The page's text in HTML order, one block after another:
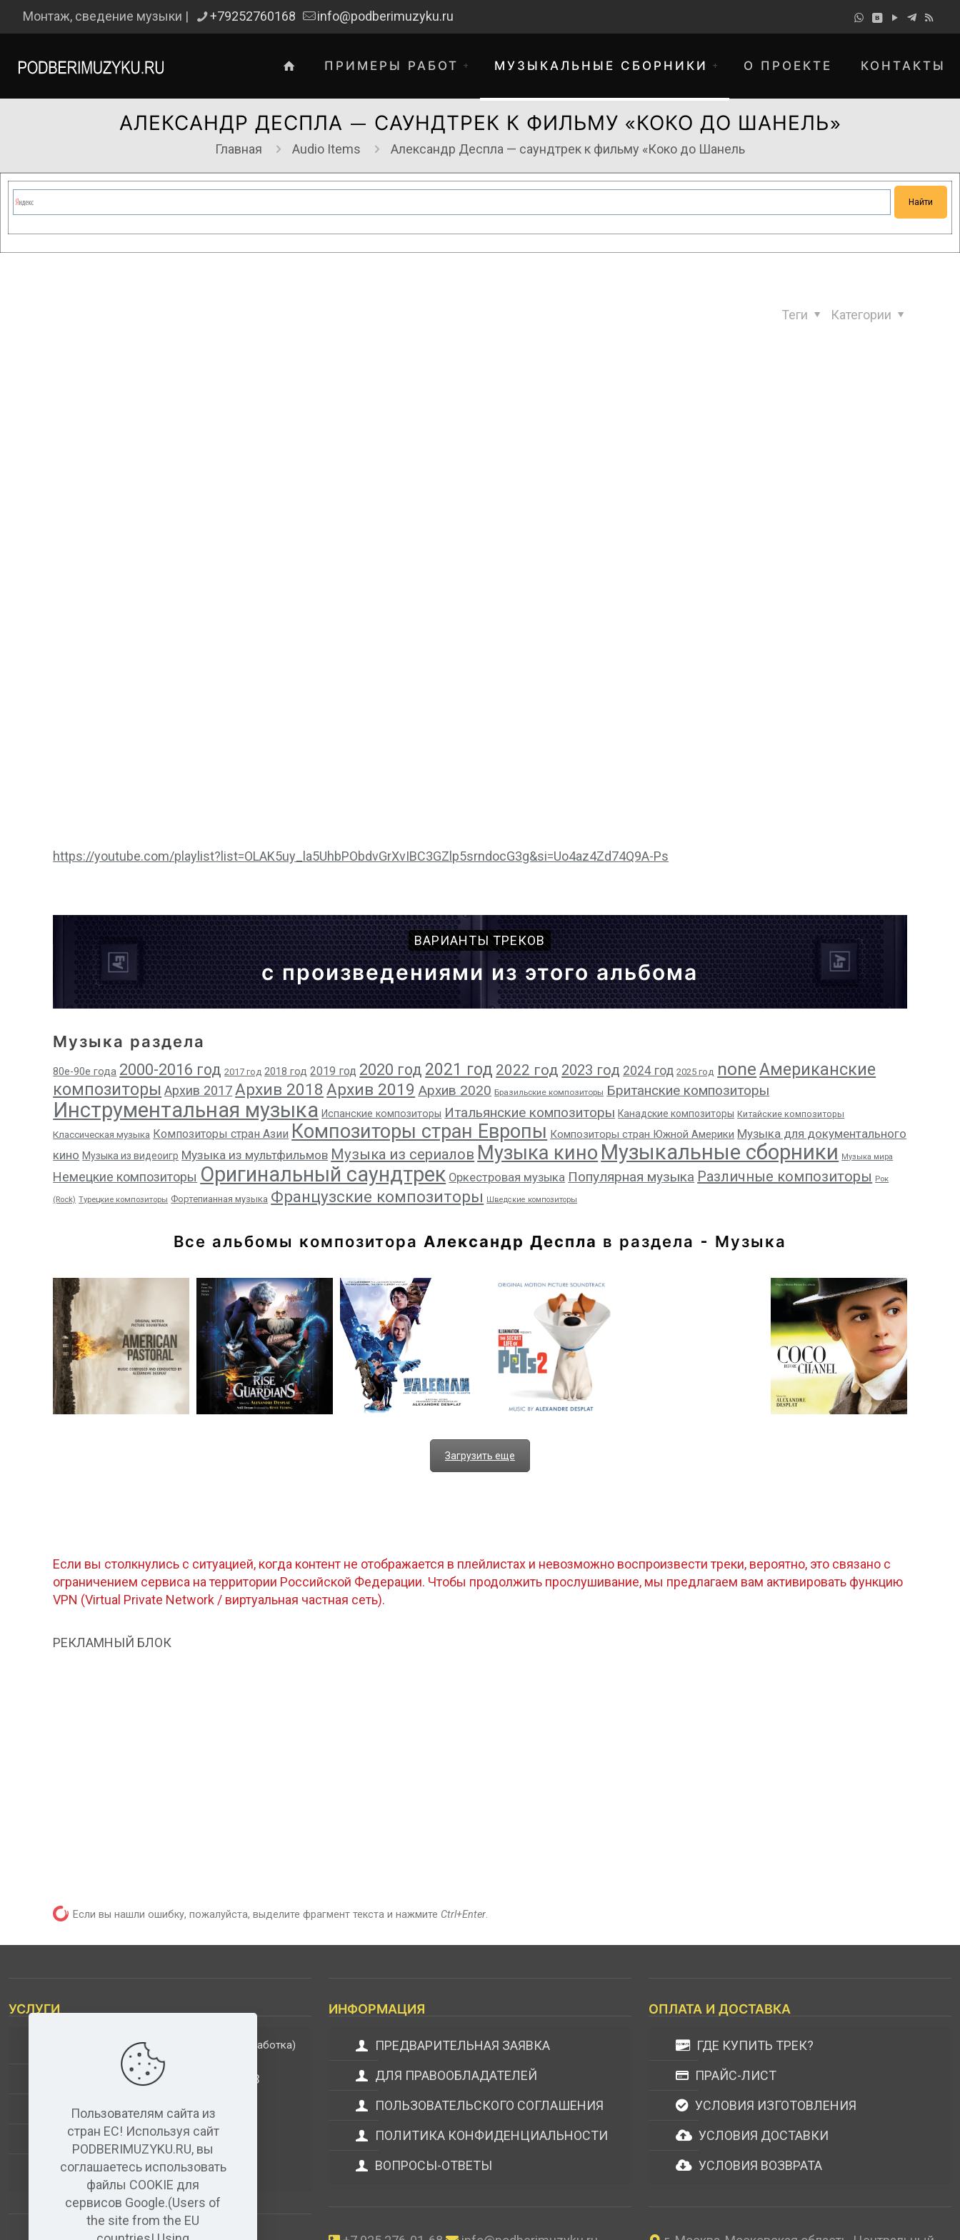
Монтаж, сведение музыки | +79252760168 info@podberimuzyku.ru
ПРИМЕРЫ РАБОТ МУЗЫКАЛЬНЫЕ СБОРНИКИ О ПРОЕКТЕ КОНТАКТЫ
АЛЕКСАНДР ДЕСПЛА — САУНДТРЕК К ФИЛЬМУ «КОКО ДО ШАНЕЛЬ»
Главная Audio Items Александр Деспла — саундтрек к фильму «Коко до Шанель
Категории
Теги
https://youtube.com/playlist?list=OLAK5uy_la5UhbPObdvGrXvIBC3GZlp5srndocG3g&si=Uo4az4Zd74Q9A-Ps
ВАРИАНТЫ ТРЕКОВ
с произведениями из этого альбома
Музыка раздела
80е-90е года 2000-2016 год 2017 год 2018 год 2019 год 2020 год 2021 год 2022 год 2023 год 2024 год 2025 год noneАмериканские
композиторы Архив 2017Архив 2018 Архив 2019 Архив 2020 Бразильские композиторы Британские композиторы
Инструментальная музыка Испанские композиторы Итальянские композиторы Канадские композиторы Китайские композиторы
Классическая музыка Композиторы стран Азии Композиторы стран Европы Композиторы стран Южной Америки Музыка для документального
кино Музыка из видеоигр Музыка из мультфильмов Музыка из сериалов Музыка кино Музыкальные сборники Музыка мира
Немецкие композиторы Оригинальный саундтрек Оркестровая музыка Популярная музыка Различные композиторы Рок
(Rock) Турецкие композиторы Фортепианная музыка Французские композиторы Шведские композиторы
Все альбомы композитора Александр Деспла в раздела - Музыка
Загрузить еще
Если вы столкнулись с ситуацией, когда контент не отображается в плейлистах и невозможно воспроизвести треки, вероятно, это связано с
ограничением сервиса на территории Российской Федерации. Чтобы продолжить прослушивание, мы предлагаем вам активировать функцию
VPN (Virtual Private Network / виртуальная частная сеть).
РЕКЛАМНЫЙ БЛОК
Если вы нашли ошибку, пожалуйста, выделите фрагмент текста и нажмите Ctrl+Enter.
УСЛУГИ
ДОПОЛНИТЕЛЬНЫЕ УСЛУГИ (обработка)
АНАЛИЗ МУЗЫКАЛЬНЫХ ТРЕКОВ
ВИДЕО+АУДИО
УСЛУГИ ЗВУКОЗАПИСИ
АУДИО РЕДАКТОР(бесплатный)
ИНФОРМАЦИЯ
ПРЕДВАРИТЕЛЬНАЯ ЗАЯВКА
ДЛЯ ПРАВООБЛАДАТЕЛЕЙ
ПОЛЬЗОВАТЕЛЬСКОГО СОГЛАШЕНИЯ
ПОЛИТИКА КОНФИДЕНЦИАЛЬНОСТИ
ВОПРОСЫ-ОТВЕТЫ
ОПЛАТА И ДОСТАВКА
ГДЕ КУПИТЬ ТРЕК?
ПРАЙС-ЛИСТ
УСЛОВИЯ ИЗГОТОВЛЕНИЯ
УСЛОВИЯ ДОСТАВКИ
УСЛОВИЯ ВОЗВРАТА
Пользователям сайта из
стран ЕС! Используя сайт
PODBERIMUZYKU.RU, вы
соглашаетесь использовать
файлы COOKIE для
сервисов Google.(Users of
the site from the EU